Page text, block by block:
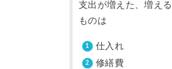
支出が増えた、増え
ものは
仕入れ
修繕費